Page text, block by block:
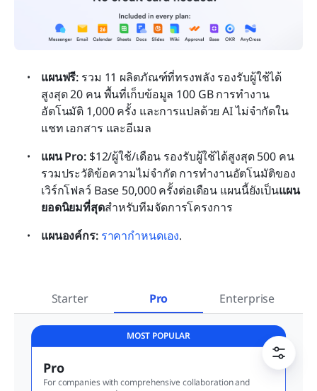
แผนฟรี: รวม 11 ผลิตภัณฑ์ที่ทรงพลัง รองรับผู้ใช้ได้
สูงสุด 20 คน พื้นที่เก็บข้อมูล 100 GB การทำงาน
อัตโนมัติ 1,000 ครั้ง และการแปลด้วย AI ไม่จำกัดใน
แชท เอกสาร และอีเมล
แผน Pro: $12/ผู้ใช้/เดือน รองรับผู้ใช้ได้สูงสุด 500 คน
รวมประวัติข้อความไม่จำกัด การทำงานอัตโนมัติของ
เวิร์กโฟลว์ Base 50,000 ครั้งต่อเดือน แผนนี้ยังเป็นแผน
ยอดนิยมที่สุดสำหรับทีมจัดการโครงการ
แผนองค์กร: ราคากำหนดเอง.
Starter Pro Enterprise
MOST POPULAR
Pro
For companies with comprehensive collaboration and